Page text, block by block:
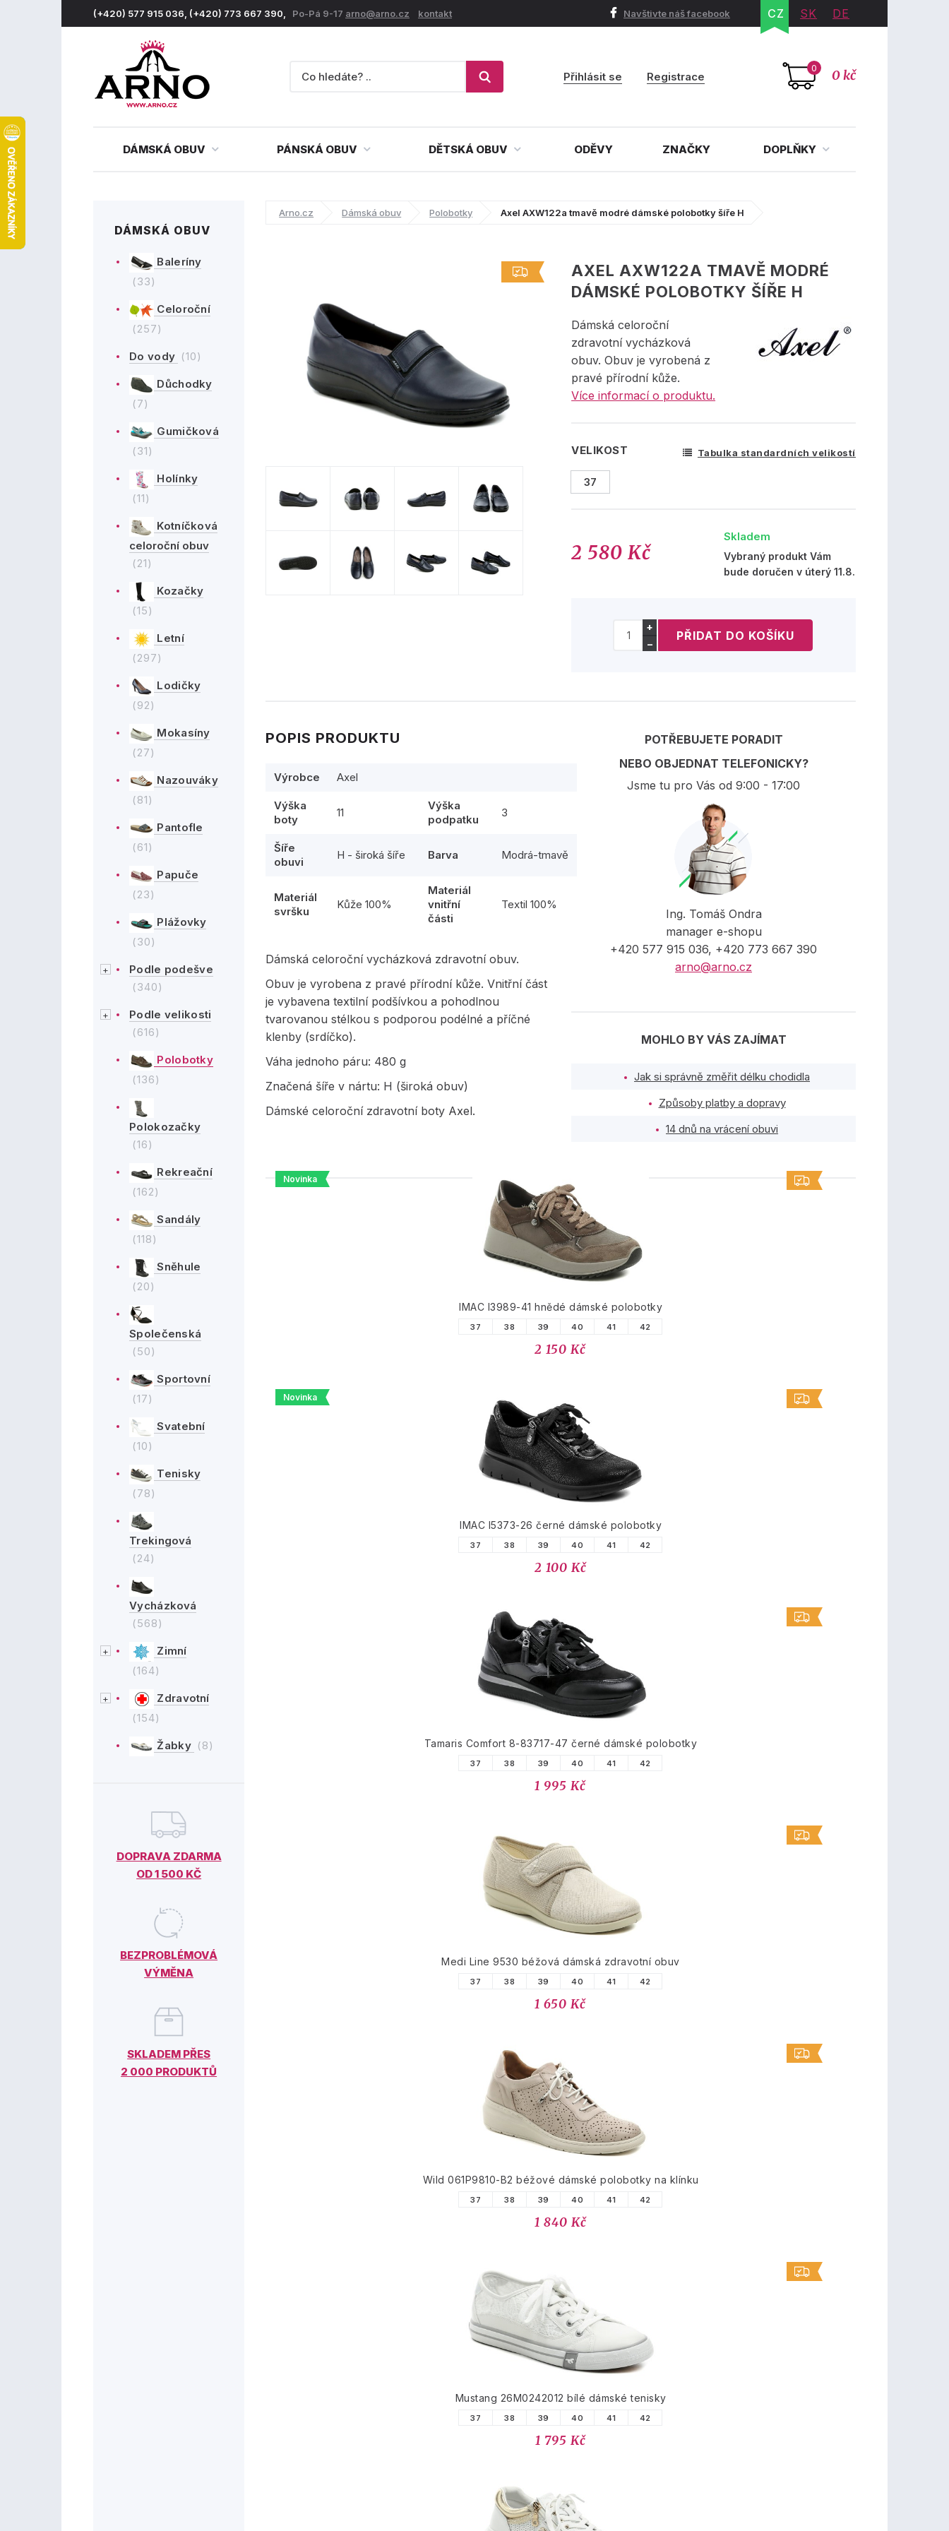
(+420) 577 915 036, (+420) 773 667 390, Po-Pá 9-17 arno@arno.cz kontakt Navštivte náš facebook CZ SK DE
0 0 kč
Přihlásit se Registrace
DÁMSKÁ OBUV PÁNSKÁ OBUV DĚTSKÁ OBUV ODĚVY ZNAČKY DOPLŇKY
DÁMSKÁ OBUV
Baleríny
(33)
Celoroční
(257)
Do vody (10)
Důchodky
(7)
Gumičková
(31)
Holínky
(11)
Kotníčková
celoroční obuv
(21)
Kozačky
(15)
Letní
(297)
Lodičky
(92)
Mokasíny
(27)
Nazouváky
(81)
Pantofle
(61)
Papuče
(23)
Plážovky
(30)
Podle podešve
(340)
Podle velikosti
(616)
Polobotky
(136)
Polokozačky
(16)
Rekreační
(162)
Sandály
(118)
Sněhule
(20)
Společenská
(50)
Sportovní
(17)
Svatební
(10)
Tenisky
(78)
Trekingová
(24)
Vycházková
(568)
Zimní
(164)
Zdravotní
(154)
Žabky (8)
DOPRAVA ZDARMA
OD 1 500 KČ
BEZPROBLÉMOVÁ
VÝMĚNA
SKLADEM PŘES
2 000 PRODUKTŮ
Arno.cz Dámská obuv Polobotky Axel AXW122a tmavě modré dámské polobotky šíře H
AXEL AXW122A TMAVĚ MODRÉ
DÁMSKÉ POLOBOTKY ŠÍŘE H
Dámská celoroční
zdravotní vycházková
obuv. Obuv je vyrobená z
pravé přírodní kůže.
Více informací o produktu.
VELIKOST Tabulka standardních velikostí
37
2 580 Kč
Skladem
Vybraný produkt Vám
bude doručen v úterý 11.8.
+
−
POPIS PRODUKTU
Výrobce Axel
Výška
boty
11
Výška
podpatku
3
Šíře
obuvi
H - široká šíře Barva Modrá-tmavě
Materiál
svršku
Kůže 100%
Materiál
vnitřní
části
Textil 100%
Dámská celoroční vycházková zdravotní obuv.
Obuv je vyrobena z pravé přírodní kůže. Vnitřní část
je vybavena textilní podšívkou a pohodlnou
tvarovanou stélkou s podporou podélné a příčné
klenby (srdíčko).
Váha jednoho páru: 480 g
Značená šíře v nártu: H (široká obuv)
Dámské celoroční zdravotní boty Axel.
POTŘEBUJETE PORADIT
NEBO OBJEDNAT TELEFONICKY?
Jsme tu pro Vás od 9:00 - 17:00
Ing. Tomáš Ondra
manager e-shopu
+420 577 915 036, +420 773 667 390
arno@arno.cz
MOHLO BY VÁS ZAJÍMAT
Jak si správně změřit délku chodidla
Způsoby platby a dopravy
14 dnů na vrácení obuvi
PODOBNÉ PRODUKTY
Novinka
IMAC I3989-41 hnědé dámské polobotky
37 38 39 40 41 42
2 150 Kč
Novinka
IMAC I5373-26 černé dámské polobotky
37 38 39 40 41 42
2 100 Kč
Tamaris Comfort 8-83717-47 černé dámské polobotky
37 38 39 40 41 42
1 995 Kč
Medi Line 9530 béžová dámská zdravotní obuv
37 38 39 40 41 42
1 650 Kč
Wild 061P9810-B2 béžové dámské polobotky na klínku
37 38 39 40 41 42
1 840 Kč
Mustang 26M0242012 bílé dámské tenisky
37 38 39 40 41 42
1 795 Kč